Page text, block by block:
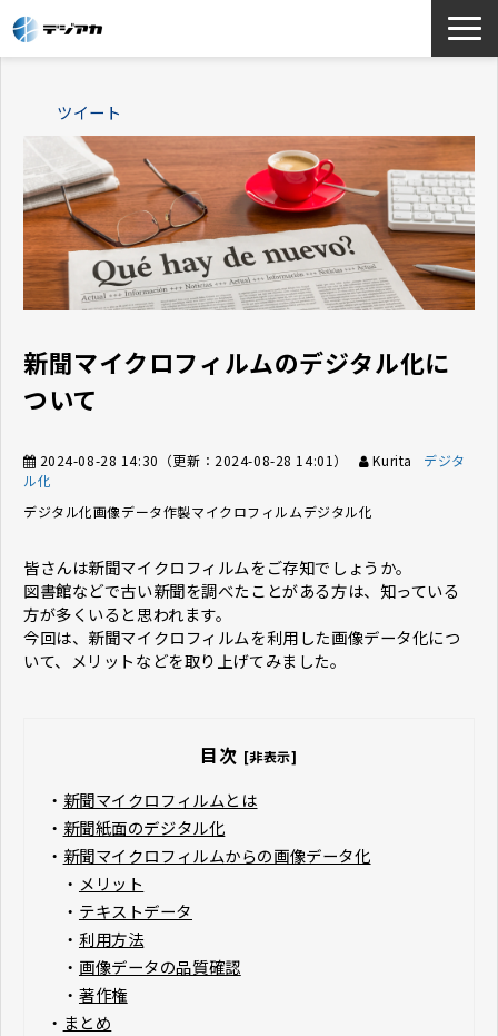
お役立ち情報
導入事例
よくあるご質問
ツイート
新聞マイクロフィルムのデジタル化に
ついて
2024-08-28 14:30 （更新： 2024-08-28 14:01 ） Kurita
デジタ
ル化
デジタル化画像データ作製マイクロフィルムデジタル化
皆さんは新聞マイクロフィルムをご存知でしょうか。
図書館などで古い新聞を調べたことがある方は、知っている
方が多くいると思われます。
今回は、新聞マイクロフィルムを利用した画像データ化につ
いて、メリットなどを取り上げてみました。
目次 [非表示]
・ 新聞マイクロフィルムとは
・ 新聞紙面のデジタル化
・ 新聞マイクロフィルムからの画像データ化
・ メリット
・ テキストデータ
・ 利用方法
・ 画像データの品質確認
・ 著作権
・ まとめ